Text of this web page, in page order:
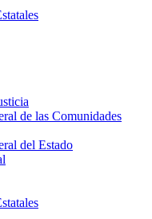
de las Comunidades
del Estado